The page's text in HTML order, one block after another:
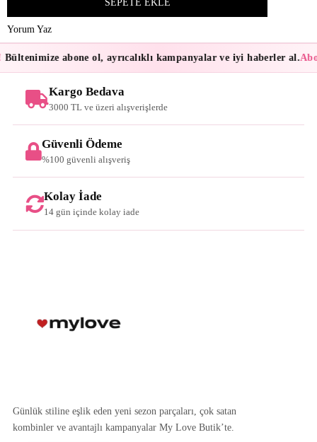
Yorum Yaz
Bültenimize abone ol, ayrıcalıklı kampanyalar ve iyi haberler al.
Kargo Bedava
3000 TL ve üzeri alışverişlerde
Güvenli Ödeme
%100 güvenli alışveriş
Kolay İade
14 gün içinde kolay iade
Günlük stiline eşlik eden yeni sezon parçaları, çok satan
kombinler ve avantajlı kampanyalar My Love Butik’te.